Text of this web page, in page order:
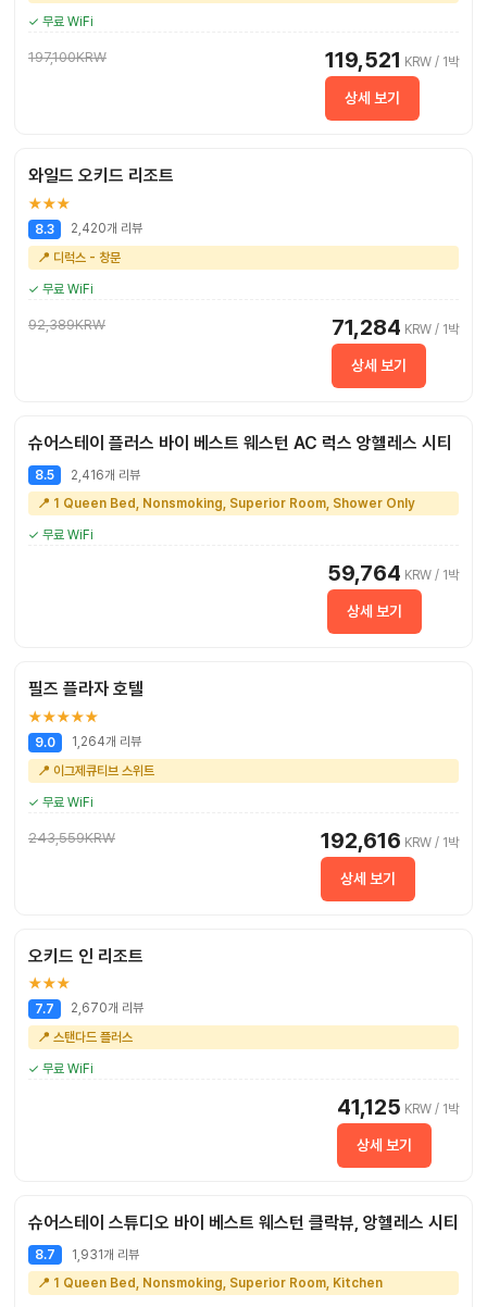
✓ 무료 WiFi
197,100KRW 119,521 KRW / 1박
상세 보기
와일드 오키드 리조트
★★★
8.3
2,420개 리뷰
📍 디럭스 - 창문
✓ 무료 WiFi
92,389KRW 71,284 KRW / 1박
상세 보기
슈어스테이 플러스 바이 베스트 웨스턴 AC 럭스 앙헬레스 시티
8.5
2,416개 리뷰
📍 1 Queen Bed, Nonsmoking, Superior Room, Shower Only
✓ 무료 WiFi
59,764 KRW / 1박
상세 보기
필즈 플라자 호텔
★★★★★
9.0
1,264개 리뷰
📍 이그제큐티브 스위트
✓ 무료 WiFi
243,559KRW 192,616 KRW / 1박
상세 보기
오키드 인 리조트
★★★
7.7
2,670개 리뷰
📍 스탠다드 플러스
✓ 무료 WiFi
41,125 KRW / 1박
상세 보기
슈어스테이 스튜디오 바이 베스트 웨스턴 클락뷰, 앙헬레스 시티
8.7
1,931개 리뷰
📍 1 Queen Bed, Nonsmoking, Superior Room, Kitchen